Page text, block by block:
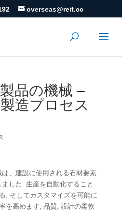
overseas@reit.cc
品の機械 –
造プロセス
、建設に使用される石材要素
した. 生産を自動化すること
, そしてカスタマイズを可能に
を高めます, 品質, 設計の柔軟